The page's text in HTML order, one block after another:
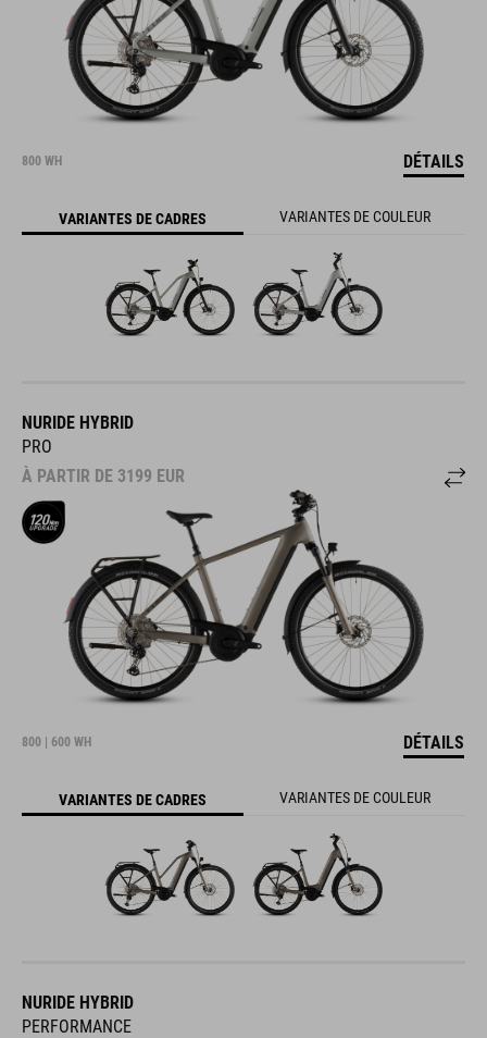
800 WH DÉTAILS
VARIANTES DE CADRES VARIANTES DE COULEUR
NURIDE HYBRID
PRO
À PARTIR DE 3199 EUR
800 | 600 WH DÉTAILS
VARIANTES DE CADRES VARIANTES DE COULEUR
NURIDE HYBRID
PERFORMANCE